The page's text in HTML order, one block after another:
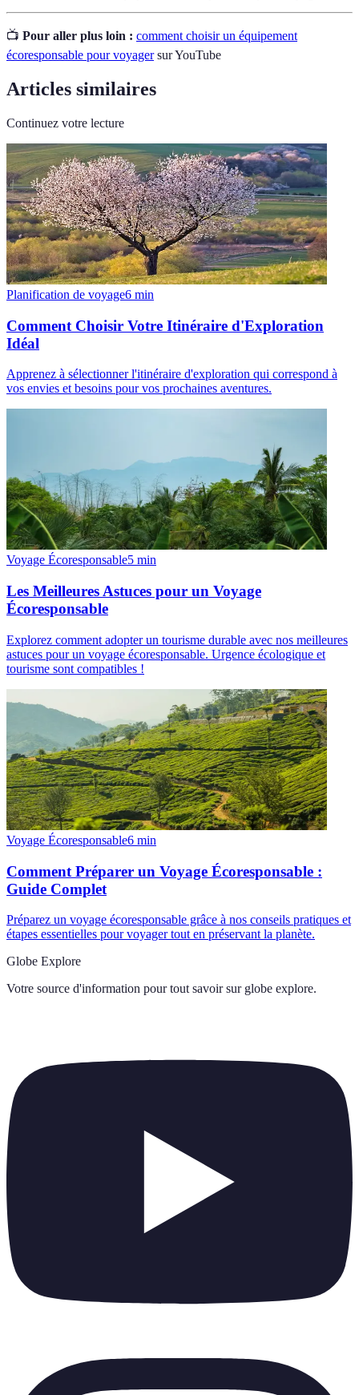
📺 Pour aller plus loin : comment choisir un équipement
écoresponsable pour voyagersur YouTube
Articles similaires
Continuez votre lecture
Planification de voyage6 min
Comment Choisir Votre Itinéraire d'Exploration
Idéal
Apprenez à sélectionner l'itinéraire d'exploration qui correspond à
vos envies et besoins pour vos prochaines aventures.
Voyage Écoresponsable5 min
Les Meilleures Astuces pour un Voyage
Écoresponsable
Explorez comment adopter un tourisme durable avec nos meilleures
astuces pour un voyage écoresponsable. Urgence écologique et
tourisme sont compatibles !
Voyage Écoresponsable6 min
Comment Préparer un Voyage Écoresponsable :
Guide Complet
Préparez un voyage écoresponsable grâce à nos conseils pratiques et
étapes essentielles pour voyager tout en préservant la planète.
Globe Explore
Votre source d'information pour tout savoir sur globe explore.